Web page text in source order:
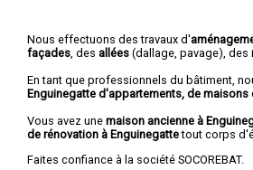
Nous effectuons des travaux d'
façades , des allées (dallage, pavage), des
En tant que professionnels du bâtiment,
Enguinegatte d'appartements, de maisons
Vous avez une maison ancienne à
de rénovation à Enguinegattetout corps
Faites confiance à la société SOCOREBAT.